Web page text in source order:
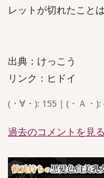
レットが切れたことは
出典：けっこう
リンク：ヒドイ
(・∀・): 155 | (・Ａ・):
過去のコメントを見